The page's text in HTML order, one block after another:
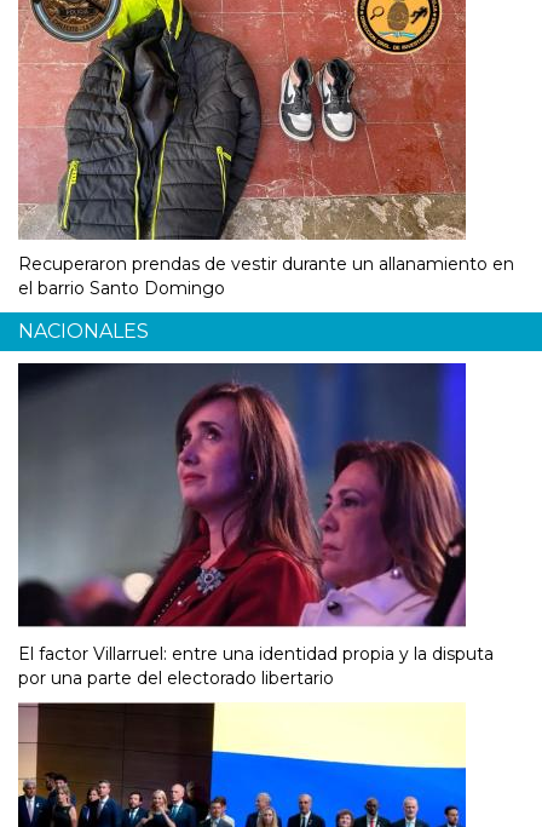
Recuperaron prendas de vestir durante un allanamiento en
el barrio Santo Domingo
NACIONALES
El factor Villarruel: entre una identidad propia y la disputa
por una parte del electorado libertario